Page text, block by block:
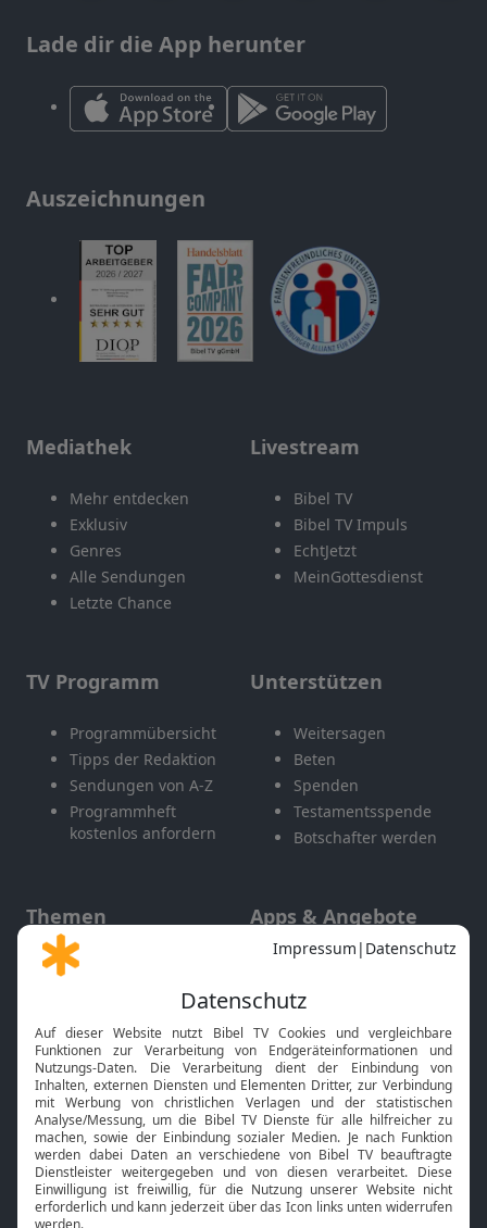
Lade dir die App herunter
Auszeichnungen
Mediathek
Mehr entdecken
Exklusiv
Genres
Alle Sendungen
Letzte Chance
Livestream
Bibel TV
Bibel TV Impuls
EchtJetzt
MeinGottesdienst
TV Programm
Programmübersicht
Tipps der Redaktion
Sendungen von A-Z
Programmheft
kostenlos anfordern
Unterstützen
Weitersagen
Beten
Spenden
Testamentsspende
Botschafter werden
Themen
Gott und Bibel erklärt
Neuigkeiten
Apps & Angebote
Mobile App
Smart TV
HbbTV
Bibelthek Online-Bibel
Nächster Gottesdienst
Bibel TV Service